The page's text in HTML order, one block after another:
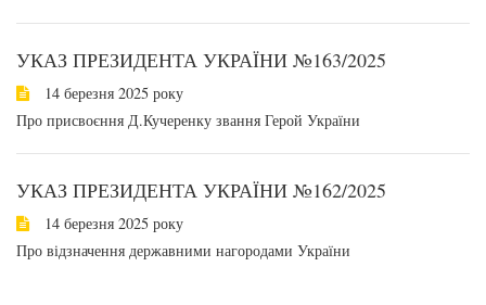
УКАЗ ПРЕЗИДЕНТА УКРАЇНИ №163/2025
14 березня 2025 року
Про присвоєння Д.Кучеренку звання Герой України
УКАЗ ПРЕЗИДЕНТА УКРАЇНИ №162/2025
14 березня 2025 року
Про відзначення державними нагородами України